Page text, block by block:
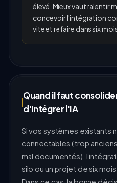
élevé. Mieux vaut ralentir
concevoir l'intégration
vite et refaire dans six mois.
Quand il faut
d'intégrer l'IA
Si vos systèmes existants
connectables (trop
mal documentés),
silo ou un projet de six